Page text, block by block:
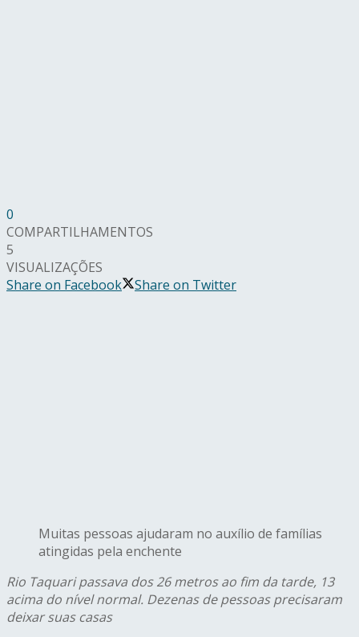
0
COMPARTILHAMENTOS
5
VISUALIZAÇÕES
Share on Facebook
Share on Twitter
Muitas pessoas ajudaram no auxílio de famílias
atingidas pela enchente
Rio Taquari passava dos 26 metros ao fim da tarde, 13
acima do nível normal. Dezenas de pessoas precisaram
deixar suas casas